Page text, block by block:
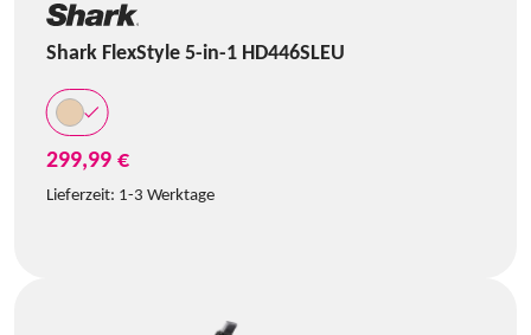
Shark FlexStyle 5-in-1 HD446SLEU
299,99 €
Lieferzeit: 1-3 Werktage